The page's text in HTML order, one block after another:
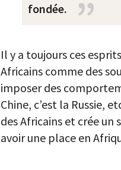
fondée.
Il y a toujours ces
Africains comme des
imposer des
Chine, c’est la Russie,
des Africains et crée
avoir une place en